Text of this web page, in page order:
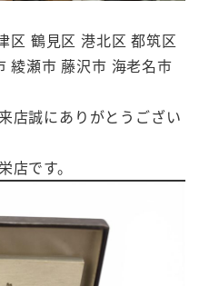
区 鶴見区 港北区 都筑区
綾瀬市 藤沢市 海老名市
店誠にありがとうござい
店です。